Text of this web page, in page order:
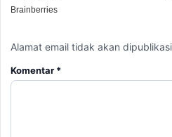
Alamat email tidak akan
Komentar *